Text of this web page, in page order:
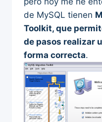
de MySQL tienen
Toolkit, que
de pasos realizar
forma correcta.